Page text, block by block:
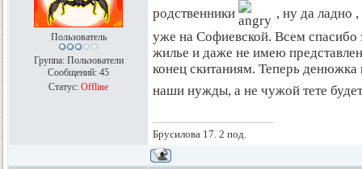
Пользователь
Группа: Пользователи
Сообщений: 45
Статус: Offline
родственники
, ну да ладно
уже на Софиевской. Всем спасибо
жилье и даже не имею
конец скитаниям. Теперь денюжка
наши нужды, а не чужой тете
Брусилова 17. 2 под.